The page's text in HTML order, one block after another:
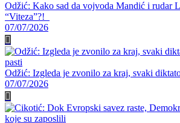
Odžić: Kako sad da vojvoda Mandić i rudar
“Viteza”?!
07/07/2026
Odžić: Izgleda je zvonilo za kraj, svaki
07/07/2026